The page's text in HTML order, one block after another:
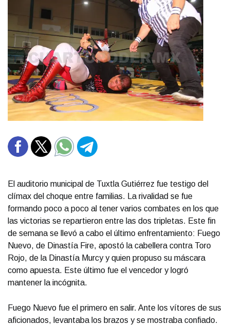
El auditorio municipal de Tuxtla Gutiérrez fue testigo del
clímax del choque entre familias. La rivalidad se fue
formando poco a poco al tener varios combates en los que
las victorias se repartieron entre las dos tripletas. Este fin
de semana se llevó a cabo el último enfrentamiento: Fuego
Nuevo, de Dinastía Fire, apostó la cabellera contra Toro
Rojo, de la Dinastía Murcy y quien propuso su máscara
como apuesta. Este último fue el vencedor y logró
mantener la incógnita.
Fuego Nuevo fue el primero en salir. Ante los vítores de sus
aficionados, levantaba los brazos y se mostraba confiado.